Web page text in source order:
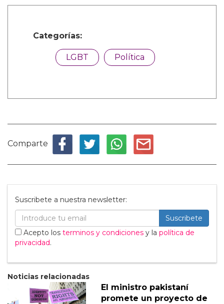
Categorías:
LGBT Política
Comparte
Suscribete a nuestra newsletter:
Suscribete
Acepto los terminos y condiciones y la política de
privacidad.
Noticias relacionadas
El ministro pakistaní
promete un proyecto de